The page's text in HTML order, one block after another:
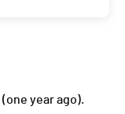
(one year ago).